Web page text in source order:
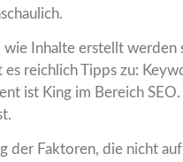
Inhalte erstellt werden
reichlich Tipps zu:
ist King im Bereich
der Faktoren, die nicht